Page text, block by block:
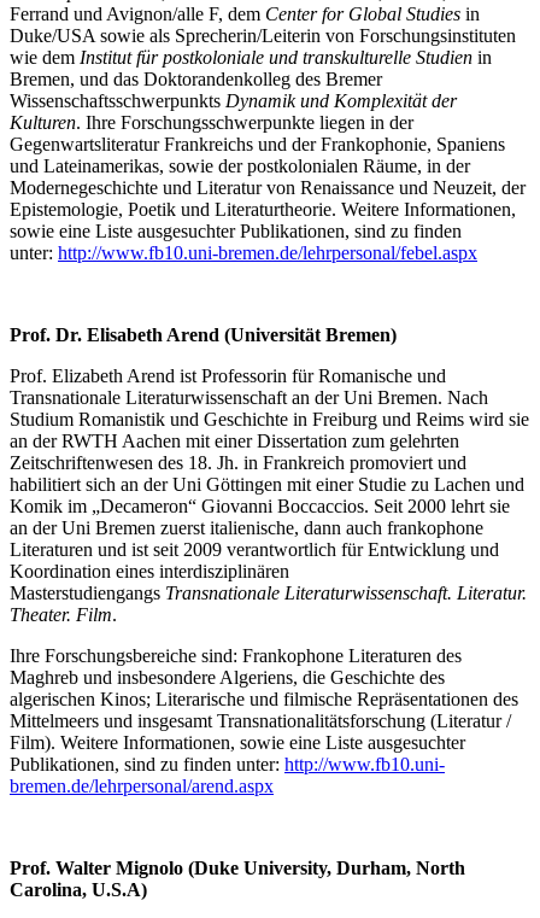
Ferrand und Avignon/alle F, dem Center for Global Studies in
Duke/USA sowie als Sprecherin/Leiterin von Forschungsinstituten
wie dem Institut für postkoloniale und transkulturelle Studien in
Bremen, und das Doktorandenkolleg des Bremer
Wissenschaftsschwerpunkts Dynamik und Komplexität der
Kulturen. Ihre Forschungsschwerpunkte liegen in der
Gegenwartsliteratur Frankreichs und der Frankophonie, Spaniens
und Lateinamerikas, sowie der postkolonialen Räume, in der
Modernegeschichte und Literatur von Renaissance und Neuzeit, der
Epistemologie, Poetik und Literaturtheorie. Weitere Informationen,
sowie eine Liste ausgesuchter Publikationen, sind zu finden
unter: http://www.fb10.uni-bremen.de/lehrpersonal/febel.aspx
Prof. Dr. Elisabeth Arend (Universität Bremen)
Prof. Elizabeth Arend ist Professorin für Romanische und
Transnationale Literaturwissenschaft an der Uni Bremen. Nach
Studium Romanistik und Geschichte in Freiburg und Reims wird sie
an der RWTH Aachen mit einer Dissertation zum gelehrten
Zeitschriftenwesen des 18. Jh. in Frankreich promoviert und
habilitiert sich an der Uni Göttingen mit einer Studie zu Lachen und
Komik im „Decameron“ Giovanni Boccaccios. Seit 2000 lehrt sie
an der Uni Bremen zuerst italienische, dann auch frankophone
Literaturen und ist seit 2009 verantwortlich für Entwicklung und
Koordination eines interdisziplinären
Masterstudiengangs Transnationale Literaturwissenschaft. Literatur.
Theater. Film.
Ihre Forschungsbereiche sind: Frankophone Literaturen des
Maghreb und insbesondere Algeriens, die Geschichte des
algerischen Kinos; Literarische und filmische Repräsentationen des
Mittelmeers und insgesamt Transnationalitätsforschung (Literatur /
Film). Weitere Informationen, sowie eine Liste ausgesuchter
Publikationen, sind zu finden unter: http://www.fb10.uni-
bremen.de/lehrpersonal/arend.aspx
Prof. Walter Mignolo (Duke University, Durham, North
Carolina, U.S.A)